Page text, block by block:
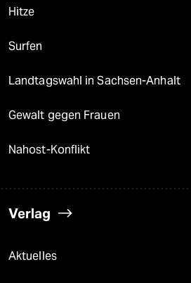
Hitze
Surfen
Landtagswahl in Sachsen-Anhalt
Gewalt gegen Frauen
Nahost-Konflikt
Verlag
Aktuelles